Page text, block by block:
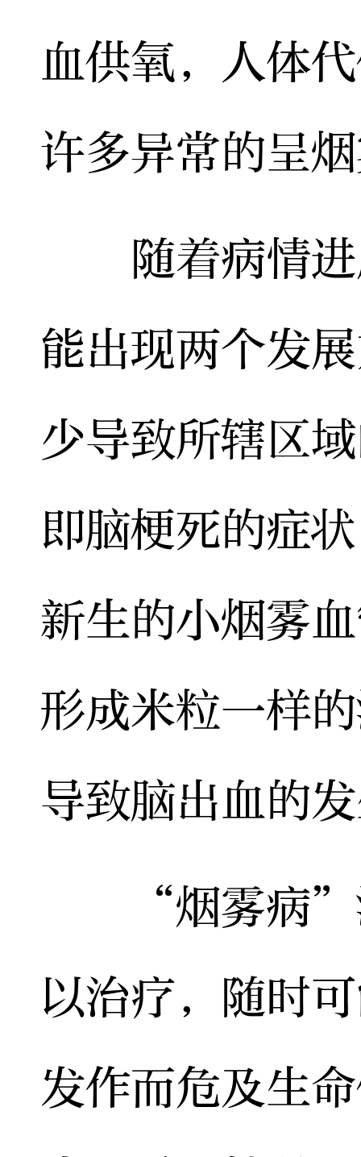
血供氧，人体
许多异常的呈
随着病情进
能出现两个发
少导致所辖区
即脑梗死的症
新生的小烟雾
形成米粒一样
导致脑出血的
“烟雾病”没
以治疗，随时
发作而危及生